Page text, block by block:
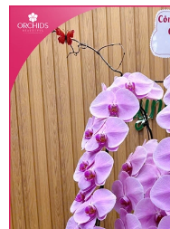
• Giá trên được
miễn phí in thiệp -
hàng.
• Beautiful
trên toàn quốc để
khu vực sẽ có mức
phí mặt bằng,
thay đổi so với giá
hàng ở Tỉnh thành
giá trước khi đặt
chính xác khi có